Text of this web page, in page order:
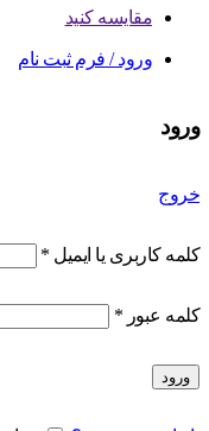
مقایسه کنید
ورود / فرم ثبت نام
ورود
خروج
کلمه کاربری یا ایمیل *
کلمه عبور *
ورود